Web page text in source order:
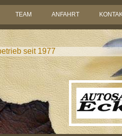
TEAM ANFAHRT
seit 1977